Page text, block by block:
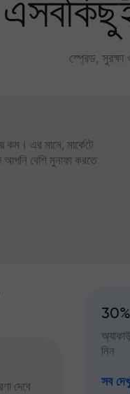
স্প্রেড, সুরক্ষা
কম। এর মানে, মার্কেটে
আপনি বেশি মুনাফা করতে
দেবে
নিন
সব